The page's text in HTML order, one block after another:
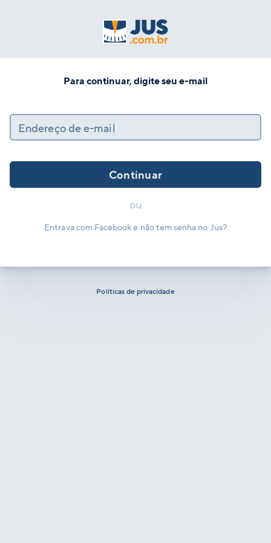
Para continuar, digite seu e-mail
Endereço de e-mail
Continuar
ou
Entrava com Facebook e não tem senha no Jus?
Políticas de privacidade